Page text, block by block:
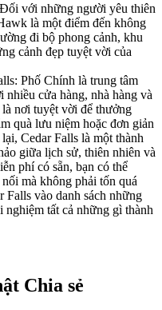
với những người yêu thiên
là một điểm đến không
đi bộ phong cảnh, khu
cảnh đẹp tuyệt vời của
Phố Chính là trung tâm
cửa hàng, nhà hàng và
nơi tuyệt vời để thưởng
quà lưu niệm hoặc đơn giản
Cedar Falls là một thành
giữa lịch sử, thiên nhiên và
phí có sẵn, bạn có thể
mà không phải tốn quá
Falls vào danh sách những
nghiệm tất cả những gì thành
Chia sẻ